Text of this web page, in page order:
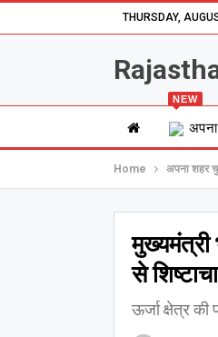
THURSDAY,
NEW
Home अपना शहर
मुख्यमंत्री
से
ऊर्जा क्षेत्र